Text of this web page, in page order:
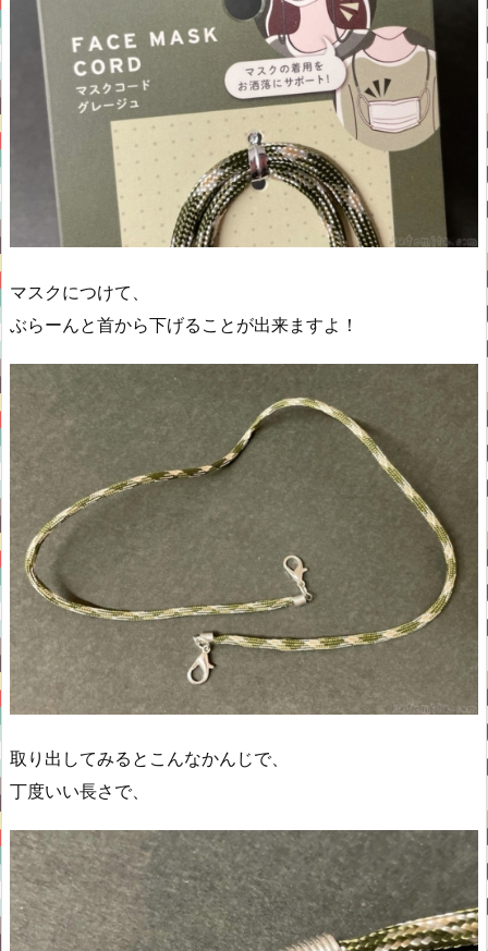
マスクにつけて、
ぶらーんと首から下げることが出来ますよ！
取り出してみるとこんなかんじで、
丁度いい長さで、